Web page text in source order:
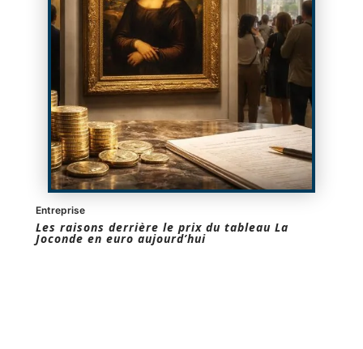
Entreprise
Les raisons derrière le prix du tableau La
Joconde en euro aujourd’hui